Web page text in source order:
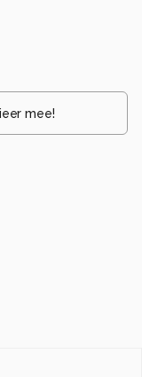
mee!